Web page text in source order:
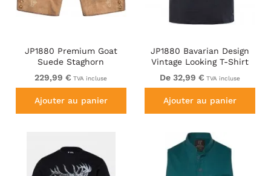
JP1880 Premium Goat
Suede Staghorn
Embroidery Shorts
Leather Brown
229,99 € TVA incluse
Ajouter au panier
JP1880 Bavarian Design
Vintage Looking T-Shirt
Navy Blue
De 32,99 € TVA incluse
Ajouter au panier